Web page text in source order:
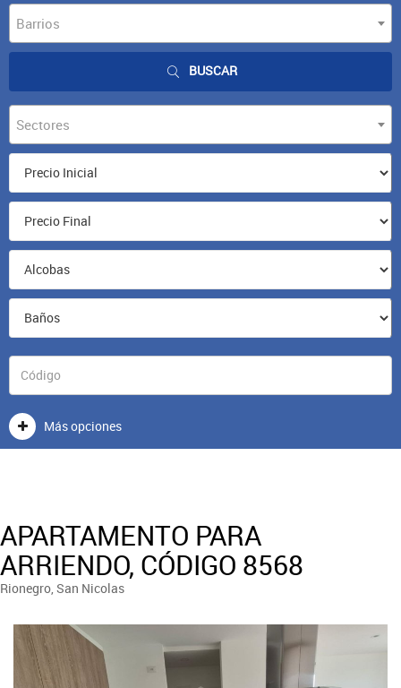
Barrios
BUSCAR
Sectores
Más opciones
APARTAMENTO PARA
ARRIENDO, CÓDIGO 8568
Rionegro, San Nicolas